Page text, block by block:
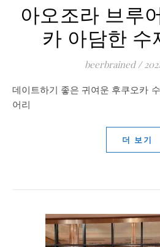
아오조라 브루
카 아담한 수
beerbrained /
데이트하기 좋은 귀여운 후쿠오카 수제맥주 집, 아오조라 브루
어리
더 보기